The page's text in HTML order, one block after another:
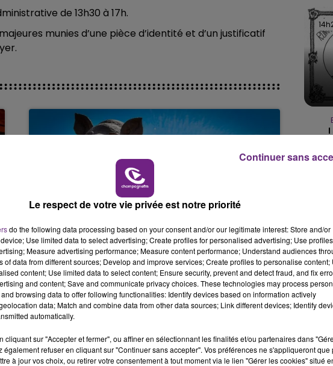
LE CLUB CHAMPAGNE FM LA
de 13h30 à 17h.
munies d’une pièce d’identité et d’un justificatif
VENEZ FÊTER CE WEEK-END
L'ANNIVERSAIRE DE WOINIC
Ce samedi 8 août sera un grand jour :
l'anniversaire du plus gros sanglier du monde.
Une fête est donc organisée et vous êtes tous
conviés !
Le respect de votre vie privée est notre priorité
do the following data processing based on your consent and/or our legitimate interest: Store and/or
Use limited data to select advertising; Create profiles for personalised advertising; Use
Measure advertising performance; Measure content performance; Understand audiences
of data from different sources; Develop and improve services; Create profiles to personalise content;
content; Use limited data to select content; Ensure security, prevent and detect fraud, and fix
and content; Save and communicate privacy choices. These technologies may process
browsing data to offer following functionalities: Identify devices based on information actively
data; Match and combine data from other data sources; Link different devices; Identify
automatically.
cliquant sur "Accepter et fermer", ou affiner en sélectionnant les finalités et/ou partenaires dans
également refuser en cliquant sur "Continuer sans accepter". Vos préférences ne s'appliqueront que
à jour vos choix, ou retirer votre consentement à tout moment via le lien "Gérer les cookies" situé
Continuer sans